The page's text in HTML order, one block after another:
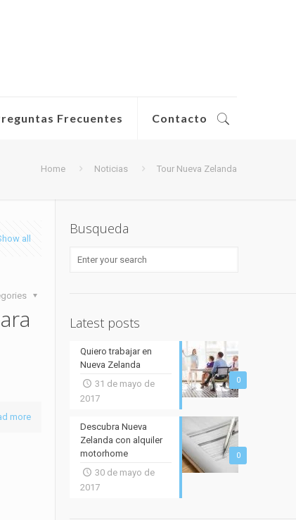
Frecuentes Contacto
Home Noticias Tour Nueva Zelanda
all
more
Busqueda
Latest posts
0
Quiero trabajar en
Nueva Zelanda
31 de mayo de
2017
0
Descubra Nueva
Zelanda con alquiler
motorhome
30 de mayo de
2017